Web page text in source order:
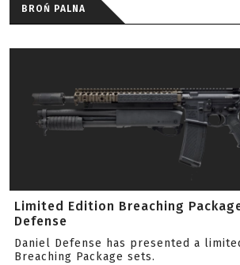
BROŃ PALNA
Limited Edition Breaching
Defense
Daniel Defense has presented a
Breaching Package sets.